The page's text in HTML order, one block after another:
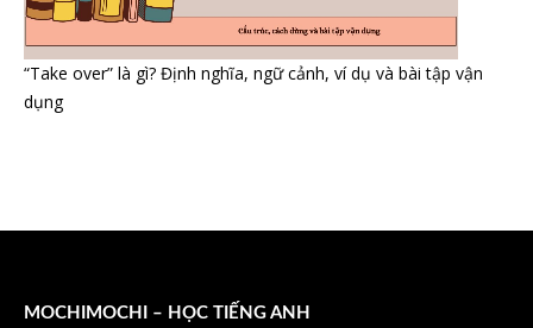
“Take over” là gì? Định nghĩa, ngữ cảnh, ví dụ và bài tập vận
dụng
MOCHIMOCHI – HỌC TIẾNG ANH